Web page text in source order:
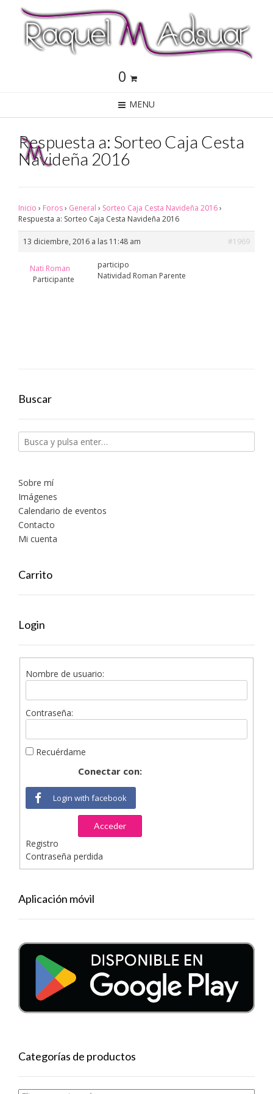
0
MENU
Respuesta a: Sorteo Caja Cesta
Navideña 2016
Inicio › Foros› General › Sorteo Caja Cesta Navideña 2016›
Respuesta a: Sorteo Caja Cesta Navideña 2016
13 diciembre, 2016 a las 11:48 am #1969
Nati Roman
Participante
participo
Natividad Roman Parente
Buscar
Sobre mí
Imágenes
Calendario de eventos
Contacto
Mi cuenta
Carrito
Login
Nombre de usuario:
Contraseña:
Recuérdame
Conectar con:
Login with facebook
Acceder
Registro
Contraseña perdida
Aplicación móvil
Categorías de productos